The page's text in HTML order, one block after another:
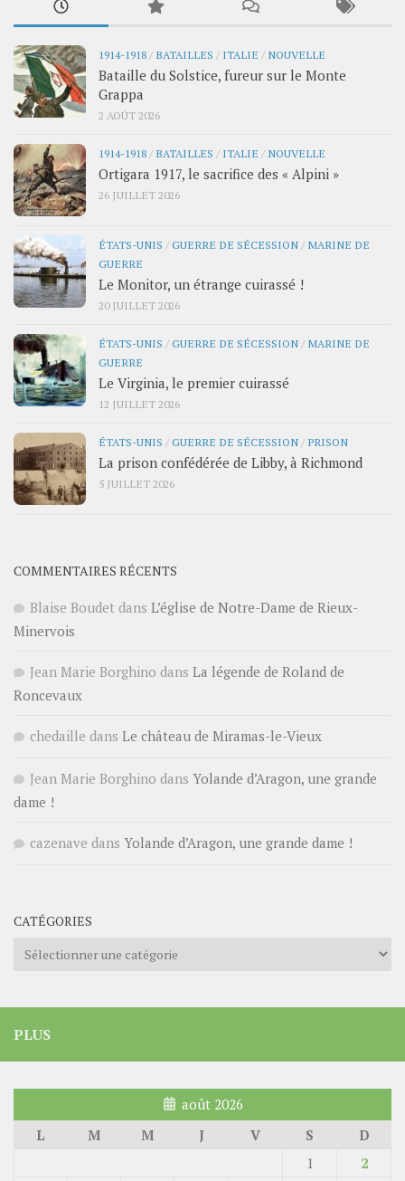
1914-1918 / BATAILLES / ITALIE / NOUVELLE
Bataille du Solstice, fureur sur le Monte
Grappa
2 AOÛT 2026
1914-1918 / BATAILLES / ITALIE / NOUVELLE
Ortigara 1917, le sacrifice des « Alpini »
26 JUILLET 2026
ÉTATS-UNIS /GUERRE DE SÉCESSION / MARINE DE
GUERRE
Le Monitor, un étrange cuirassé !
20 JUILLET 2026
ÉTATS-UNIS /GUERRE DE SÉCESSION / MARINE DE
GUERRE
Le Virginia, le premier cuirassé
12 JUILLET 2026
ÉTATS-UNIS /GUERRE DE SÉCESSION / PRISON
La prison confédérée de Libby, à Richmond
5 JUILLET 2026
COMMENTAIRES RÉCENTS
Blaise Boudet dans L’église de Notre-Dame de Rieux-
Minervois
Jean Marie Borghino dans La légende de Roland de
Roncevaux
chedaille dans Le château de Miramas-le-Vieux
Jean Marie Borghino dans Yolande d’Aragon, une grande
dame !
cazenave dans Yolande d’Aragon, une grande dame !
CATÉGORIES
Catégories
PLUS
août 2026
L
M M J V S
D
1
2